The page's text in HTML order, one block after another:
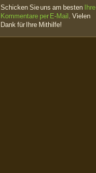
Schicken Sie uns am besten Ihre
Kommentare per E-Mail .Vielen
Dank für Ihre Mithilfe!